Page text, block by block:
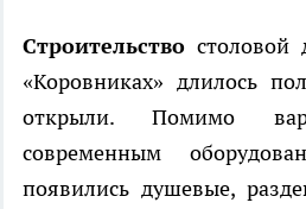
Строительство столовой
«Коровниках» длилось
открыли. Помимо
современным
появились душевые,